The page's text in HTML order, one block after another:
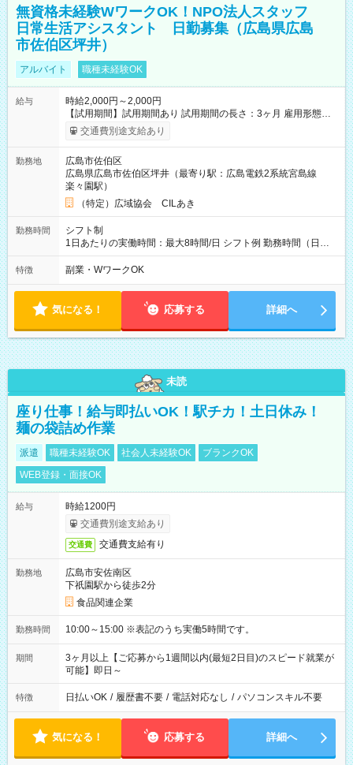
無資格未経験WワークOK！NPO法人スタッフ
日常生活アシスタント 日勤募集（広島県広島
市佐伯区坪井）
アルバイト 職種未経験OK
給与
時給2,000円～2,000円
【試用期間】試用期間あり 試用期間の長さ：3ヶ月 雇用形態、
給与は本採用時と同じです。
交通費別途支給あり
勤務地
広島市佐伯区
広島県広島市佐伯区坪井（最寄り駅：広島電鉄2系統宮島線
楽々園駅）
（特定）広域協会 CILあき
勤務時間
シフト制
1日あたりの実働時間：最大8時間/日 シフト例 勤務時間（日
勤）・8時～18時 （実働時間8時間 待機休憩2時間）（日勤1回
あたりの給与 2万円）
特徴 副業・WワークOK
気になる！ 応募する 詳細へ
未読
座り仕事！給与即払いOK！駅チカ！土日休み！
麺の袋詰め作業
派遣 職種未経験OK 社会人未経験OK
ブランクOK
WEB登録・面接OK
給与
時給1200円
交通費別途支給あり
交通費 交通費支給有り
勤務地
広島市安佐南区
下祇園駅から徒歩2分
食品関連企業
勤務時間 10:00～15:00 ※表記のうち実働5時間です。
期間
3ヶ月以上【ご応募から1週間以内(最短2日目)のスピード就業が
可能】即日～
特徴 日払いOK / 履歴書不要 / 電話対応なし / パソコンスキル不要
気になる！ 応募する 詳細へ